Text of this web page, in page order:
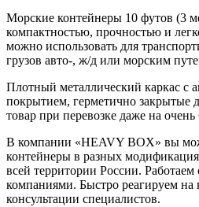
Морские контейнеры 10 футов (3
компактностью, прочностью и
можно использовать для
грузов авто-, ж/д или морским
Плотный металлический каркас с
покрытием, герметично закрытые
товар при перевозке даже на
В компании «HEAVY BOX» вы
контейнеры в разных
всей территории России.
компаниями. Быстро реагируем на
консультации специалистов.